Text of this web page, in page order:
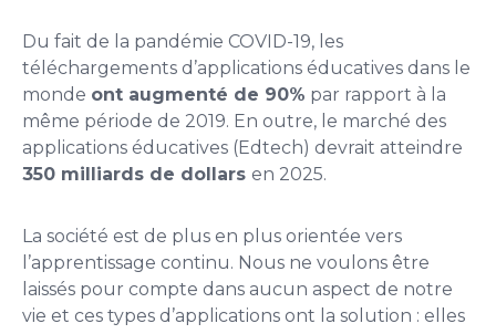
Du fait de la pandémie COVID-19, les
téléchargements d’applications éducatives dans le
monde ont augmenté de 90% par rapport à la
même période de 2019. En outre, le marché des
applications éducatives (Edtech) devrait atteindre
350 milliards de dollars en 2025.
La société est de plus en plus orientée vers
l’apprentissage continu. Nous ne voulons être
laissés pour compte dans aucun aspect de notre
vie et ces types d’applications ont la solution : elles